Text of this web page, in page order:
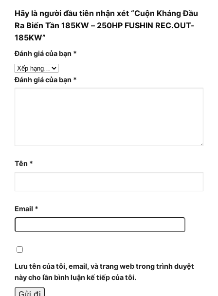
Hãy là người đầu tiên nhận xét “Cuộn Kháng Đầu
Ra Biến Tần 185KW – 250HP FUSHIN REC.OUT-
185KW”
Đánh giá của bạn *
Đánh giá của bạn *
Tên *
Email *
Lưu tên của tôi, email, và trang web trong trình duyệt
này cho lần bình luận kế tiếp của tôi.